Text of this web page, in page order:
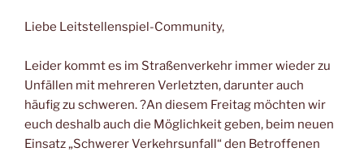
Liebe Leitstellenspiel-Community,
Leider kommt es im Straßenverkehr immer wieder zu
Unfällen mit mehreren Verletzten, darunter auch
häufig zu schweren. ?An diesem Freitag möchten wir
euch deshalb auch die Möglichkeit geben, beim neuen
Einsatz „Schwerer Verkehrsunfall“ den Betroffenen